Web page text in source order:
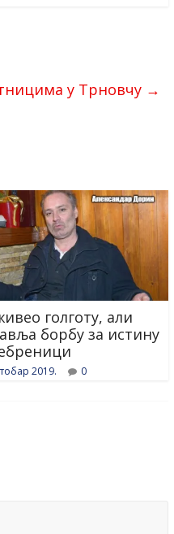
у Трновчу →
голготу, али
борбу за истину
2019. 0